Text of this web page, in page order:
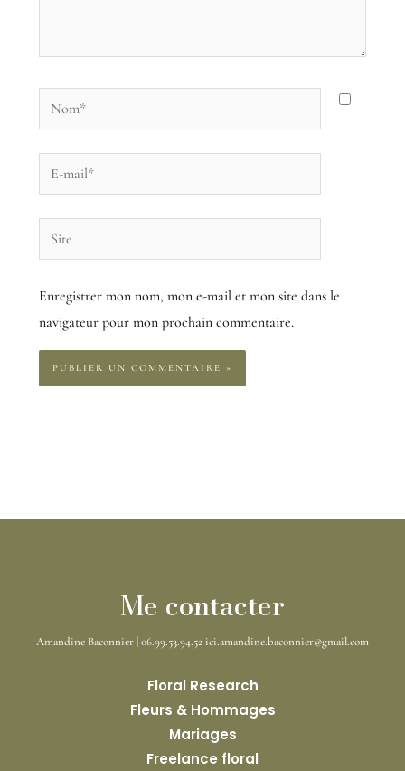
mail*
Enregistrer mon nom, mon e-mail et mon site dans le
navigateur pour mon prochain commentaire.
Me contacter
Amandine Baconnier | 06.99.53.94.52 ici.amandine.baconnier@gmail.com
Floral Research
Fleurs & Hommages
Mariages
Freelance floral